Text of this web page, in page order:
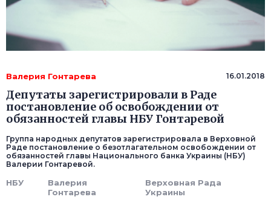
Валерия Гонтарева 16.01.2018
Депутаты зарегистрировали в Раде
постановление об освобождении от
обязанностей главы НБУ Гонтаревой
Группа народных депутатов зарегистрировала в Верховной
Раде постановление о безотлагательном освобождении от
обязанностей главы Национального банка Украины (НБУ)
Валерии Гонтаревой.
НБУ
Валерия
Гонтарева
Верховная Рада
Украины